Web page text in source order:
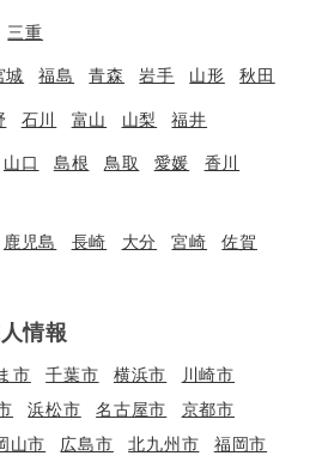
三重
城 福島 青森 岩手 山形 秋田
石川 富山 山梨 福井
山口 島根 鳥取 愛媛
香川
鹿児島 長崎 大分 宮崎
佐賀
情報
市 千葉市 横浜市
川崎市
浜松市 名古屋市
京都市
山市 広島市 北九州市
福岡市